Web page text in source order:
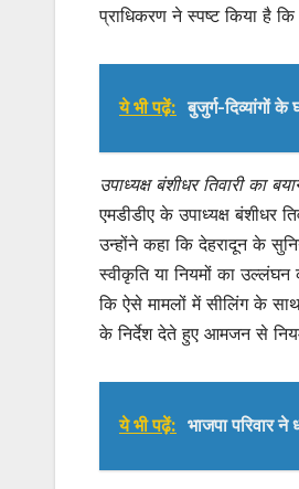
प्राधिकरण ने स्पष्ट किया है
ये भी पढ़ें: बुजुर्ग-दिव्यांगों
उपाध्यक्ष बंशीधर तिवारी का
एमडीडीए के उपाध्यक्ष बंशीधर
उन्होंने कहा कि देहरादून के
स्वीकृति या नियमों का
कि ऐसे मामलों में सीलिंग के साथ-
के निर्देश देते हुए आमजन से
ये भी पढ़ें: भाजपा परिवार ने